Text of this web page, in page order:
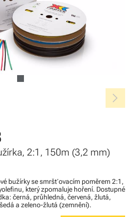
chevron_right
2:1, 150m (3,2 mm)
bužírky se smršťovacím poměrem 2:1,
který zpomaluje hoření. Dostupné
černá, průhledná, červená, žlutá,
a zeleno-žlutá (zemnění).